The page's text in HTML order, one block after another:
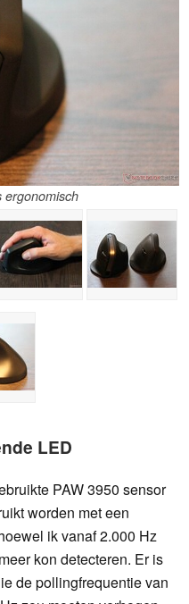
ergonomisch
LED
PAW 3950 sensor
worden met een
ik vanaf 2.000 Hz
kon detecteren. Er is
de pollingfrequentie van